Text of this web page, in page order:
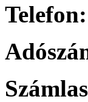
Telefon: